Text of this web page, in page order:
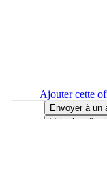
Ajouter cette
Envoyer à un
Voir plus